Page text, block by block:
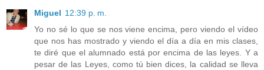
Miguel 12:39 p. m.
Yo no sé lo que se nos viene encima, pero viendo el vídeo
que nos has mostrado y viendo el día a día en mis clases,
te diré que el alumnado está por encima de las leyes. Y a
pesar de las Leyes, como tú bien dices, la calidad se lleva